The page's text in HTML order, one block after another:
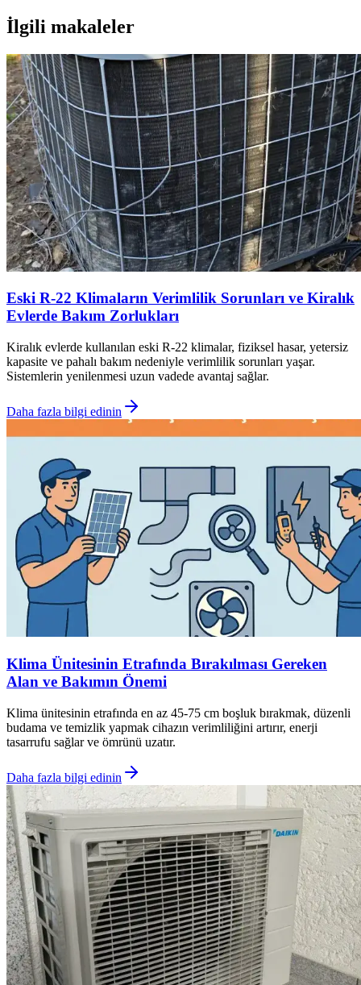
İlgili makaleler
Eski R-22 Klimaların Verimlilik Sorunları ve Kiralık
Evlerde Bakım Zorlukları
Kiralık evlerde kullanılan eski R-22 klimalar, fiziksel hasar, yetersiz
kapasite ve pahalı bakım nedeniyle verimlilik sorunları yaşar.
Sistemlerin yenilenmesi uzun vadede avantaj sağlar.
Daha fazla bilgi edinin
Klima Ünitesinin Etrafında Bırakılması Gereken
Alan ve Bakımın Önemi
Klima ünitesinin etrafında en az 45-75 cm boşluk bırakmak, düzenli
budama ve temizlik yapmak cihazın verimliliğini artırır, enerji
tasarrufu sağlar ve ömrünü uzatır.
Daha fazla bilgi edinin